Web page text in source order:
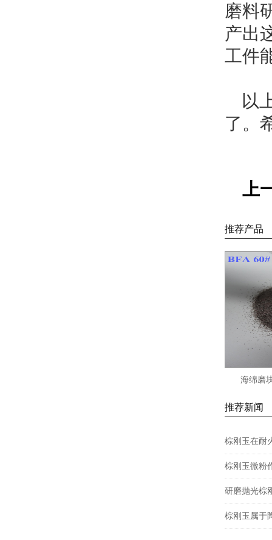
磨料
产出
工件
以
了。
上
推荐产品
海绵磨
推荐新闻
棕刚玉在耐
棕刚玉微粉
研磨抛光棕
棕刚玉属于